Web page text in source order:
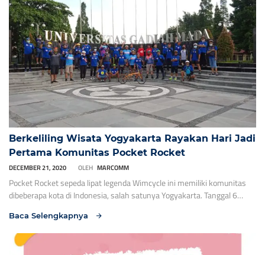
Berkeliling Wisata Yogyakarta Rayakan Hari Jadi
Pertama Komunitas Pocket Rocket
DECEMBER 21, 2020 OLEH MARCOMM
Pocket Rocket sepeda lipat legenda Wimcycle ini memiliki komunitas
dibeberapa kota di Indonesia, salah satunya Yogyakarta. Tanggal 6
bersepeda yang diikuti oleh 70 peserta yang berasal dari anggota
komunitas dari beberapa kota yaitu : Jabodetabek, Bandung, Jawa
Tengah, Makassar dan beberapa kota lainnya. […]
Baca Selengkapnya